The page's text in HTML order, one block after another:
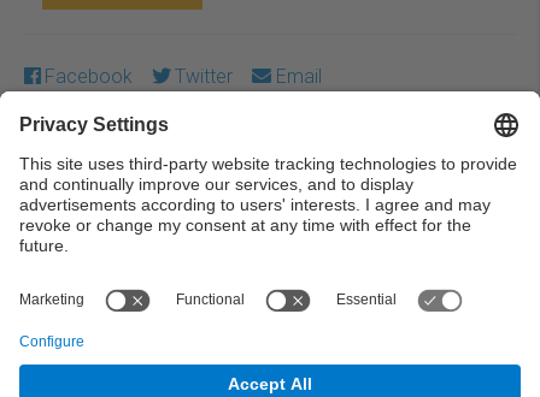
Facebook Twitter Email
Except where otherwise noted, content on this work is
licensed under a Creative Commons license:Attribution-
NonCommercial-NoDerivs 3.0 Spain